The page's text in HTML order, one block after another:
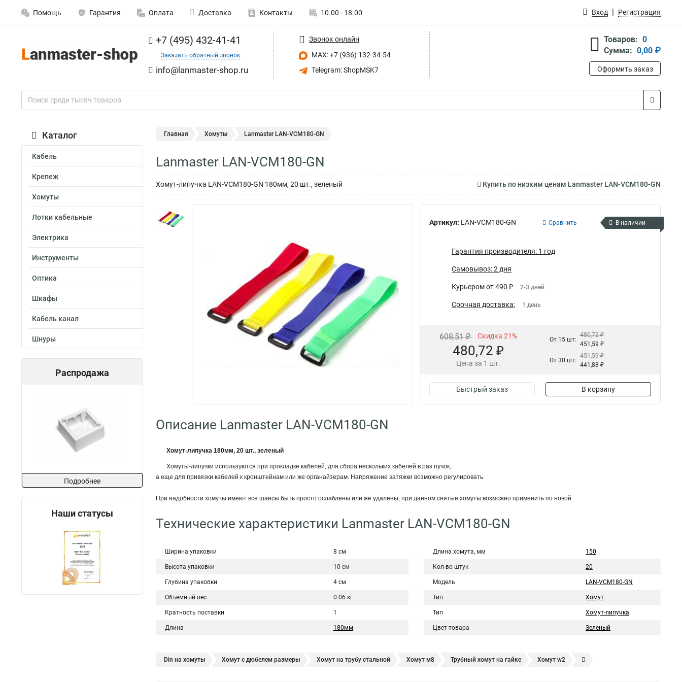
Помощь Гарантия Оплата Доставка Контакты 10.00 - 18.00 Вход Регистрация
+7 (495) 432-41-41
Заказать обратный звонок
info@lanmaster-shop.ru
Звонок онлайн
MAX: +7 (936) 132-34-54
Telegram: ShopMSK7
Товаров: 0
Сумма: 0,00 ₽
Оформить заказ
Каталог
Кабель
Крепеж
Хомуты
Лотки кабельные
Электрика
Инструменты
Оптика
Шкафы
Кабель канал
Шнуры
Распродажа
Подробнее
Наши статусы
Главная Хомуты Lanmaster LAN-VCM180-GN
Lanmaster LAN-VCM180-GN
Хомут-липучка LAN-VCM180-GN 180мм, 20 шт., зеленый Купить по низким ценам Lanmaster LAN-VCM180-GN
Артикул: LAN-VCM180-GN Сравнить В наличии
Гарантия производителя: 1 год
Самовывоз: 2 дня
Курьером от 490 ₽ 2-3 дней
Срочная доставка: 1 день
608,51 ₽ Скидка 21%
480,72 ₽
Цена за 1 шт.
От 15 шт:
480,72 ₽
451,59 ₽
От 30 шт:
451,59 ₽
441,88 ₽
Быстрый заказ В корзину
Описание Lanmaster LAN-VCM180-GN
Хомут-липучка 180мм, 20 шт., зеленый
Хомуты-липучки используются при прокладке кабелей, для сбора нескольких кабелей в раз пучок,
а еще для привязки кабелей к кронштейнам или же органайзерам. Напряжение затяжки возможно регулировать.
При надобности хомуты имеют все шансы быть просто ослаблены или же удалены, при данном снятые хомуты возможно применить по новой
Технические характеристики Lanmaster LAN-VCM180-GN
Ширина упаковки 8 см
Высота упаковки 10 см
Глубина упаковки 4 см
Объемный вес 0.06 кг
Кратность поставки 1
Длина 180мм
Длина хомута, мм 150
Кол-во штук 20
Модель LAN-VCM180-GN
Тип Хомут
Тип Хомут-липучка
Цвет товара Зеленый
Din на хомуты Хомут с дюбелем размеры Хомут на трубу стальной Хомут м8 Трубный хомут на гайке Хомут w2